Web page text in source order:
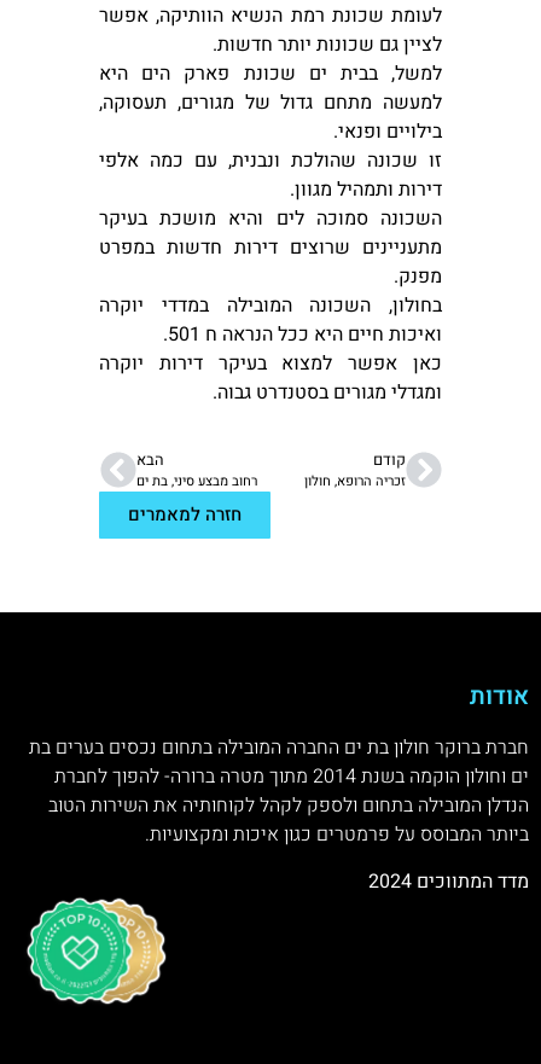
לעומת שכונת רמת הנשיא הוותיקה, אפשר
לציין גם שכונות יותר חדשות.
למשל, בבית ים שכונת פארק הים היא
למעשה מתחם גדול של מגורים, תעסוקה,
בילויים ופנאי.
זו שכונה שהולכת ונבנית, עם כמה אלפי
דירות ותמהיל מגוון.
השכונה סמוכה לים והיא מושכת בעיקר
מתעניינים שרוצים דירות חדשות במפרט
מפנק.
בחולון, השכונה המובילה במדדי יוקרה
ואיכות חיים היא ככל הנראה ח 501.
כאן אפשר למצוא בעיקר דירות יוקרה
ומגדלי מגורים בסטנדרט גבוה.
קודם
זכריה הרופא, חולון
הבא
רחוב מבצע סיני, בת ים
חזרה למאמרים
אודות
חברת ברוקר חולון בת ים החברה המובילה בתחום נכסים בערים בת
ים וחולון הוקמה בשנת 2014 מתוך מטרה ברורה- להפוך לחברת
הנדלן המובילה בתחום ולספק לקהל לקוחותיה את השירות הטוב
ביותר המבוסס על פרמטרים כגון איכות ומקצועיות.
מדד המתווכים 2024